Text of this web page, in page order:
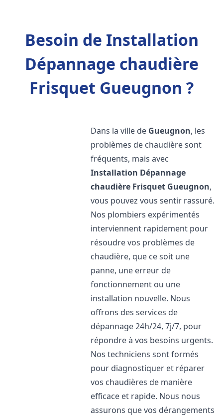
Besoin de Installation
Dépannage chaudière
Frisquet Gueugnon ?
Dans la ville de Gueugnon, les
problèmes de chaudière sont
fréquents, mais avec
Installation Dépannage
chaudière Frisquet Gueugnon,
vous pouvez vous sentir rassuré.
Nos plombiers expérimentés
interviennent rapidement pour
résoudre vos problèmes de
chaudière, que ce soit une
panne, une erreur de
fonctionnement ou une
installation nouvelle. Nous
offrons des services de
dépannage 24h/24, 7j/7, pour
répondre à vos besoins urgents.
Nos techniciens sont formés
pour diagnostiquer et réparer
vos chaudières de manière
efficace et rapide. Nous nous
assurons que vos dérangements